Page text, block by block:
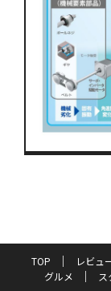
TOP レビュ
グルメ